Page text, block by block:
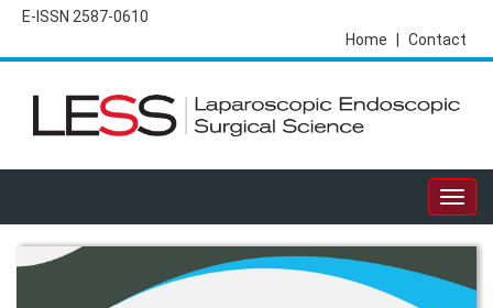
E-ISSN 2587-0610
Contact
Home